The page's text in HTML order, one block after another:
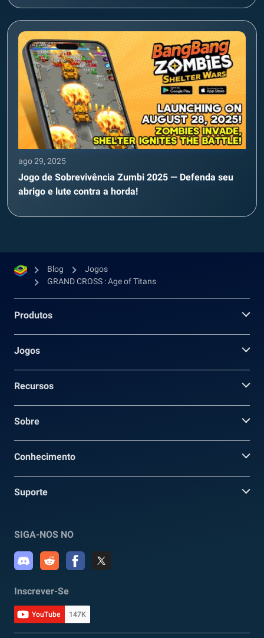
ago 29, 2025
Jogo de Sobrevivência Zumbi 2025 — Defenda seu
abrigo e lute contra a horda!
Blog
Jogos
GRAND CROSS : Age of Titans
Produtos
Jogos
Recursos
Sobre
Conhecimento
Suporte
SIGA-NOS NO
Inscrever-Se
YouTube 147K